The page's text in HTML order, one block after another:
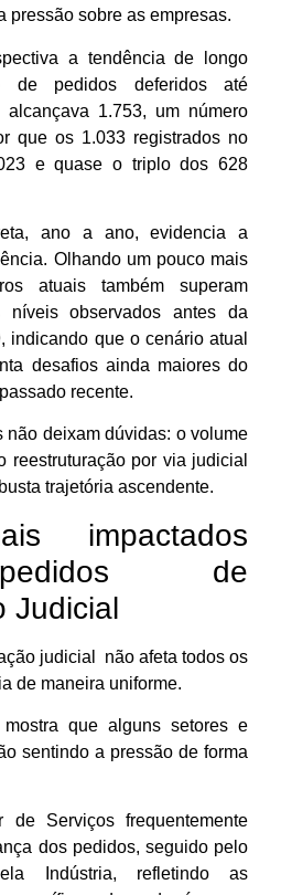
pressão sobre as empresas.
a tendência de longo
de pedidos deferidos até
1.753, um número
que os 1.033 registrados no
e quase o triplo dos 628
ano a ano, evidencia a
Olhando um pouco mais
atuais também superam
níveis observados antes da
indicando que o cenário atual
desafios ainda maiores do
recente.
não deixam dúvidas: o volume
reestruturação por via judicial
trajetória ascendente.
impactados
de
Judicial
judicial não afeta todos os
de maneira uniforme.
que alguns setores e
sentindo a pressão de forma
de Serviços frequentemente
dos pedidos, seguido pelo
Indústria, refletindo as